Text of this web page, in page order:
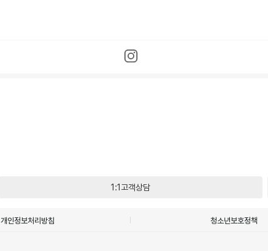
1:1고객상담
개인정보처리방침 청소년보호정책